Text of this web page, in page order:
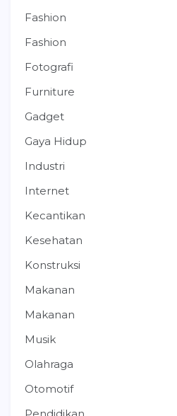
Fashion
Fashion
Fotografi
Furniture
Gadget
Gaya Hidup
Industri
Internet
Kecantikan
Kesehatan
Konstruksi
Makanan
Makanan
Musik
Olahraga
Otomotif